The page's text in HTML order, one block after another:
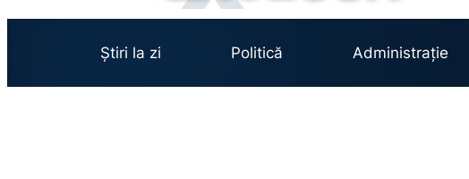
Știri la zi Politică Administrație